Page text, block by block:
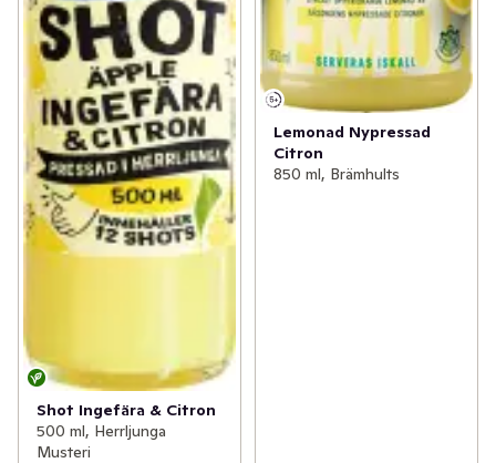
Shot Ingefära & Citron
500 ml, Herrljunga
Musteri
Lemonad Nypressad
Citron
850 ml, Brämhults